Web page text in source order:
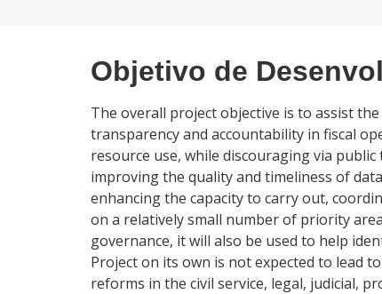
Objetivo de
The overall project objective is to assist
transparency and accountability in fiscal
resource use, while discouraging via
improving the quality and timeliness of
enhancing the capacity to carry out,
on a relatively small number of priority
governance, it will also be used to help
Project on its own is not expected to lead
reforms in the civil service, legal, judicial,